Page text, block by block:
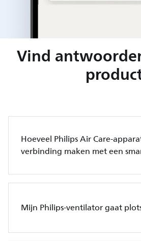
Vind
Hoeveel Philips Air Care-
verbinding maken met een
Mijn Philips-ventilator gaat